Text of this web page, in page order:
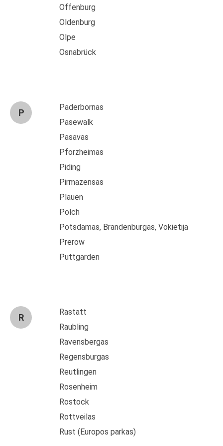
Offenburg
Oldenburg
Olpe
Osnabrück
P
Paderbornas
Pasewalk
Pasavas
Pforzheimas
Piding
Pirmazensas
Plauen
Polch
Potsdamas, Brandenburgas, Vokietija
Prerow
Puttgarden
R
Rastatt
Raubling
Ravensbergas
Regensburgas
Reutlingen
Rosenheim
Rostock
Rottveilas
Rust (Europos parkas)